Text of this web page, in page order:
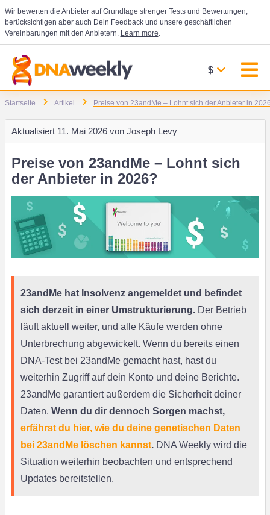
Wir bewerten die Anbieter auf Grundlage strenger Tests und Bewertungen,
berücksichtigen aber auch Dein Feedback und unsere geschäftlichen
Vereinbarungen mit den Anbietern. Learn more.
$
Startseite Artikel Preise von 23andMe – Lohnt sich der Anbieter in
Aktualisiert11. Mai 2026 von Joseph Levy
Preise von 23andMe – Lohnt sich
der Anbieter in 2026?
23andMe hat Insolvenz angemeldet und befindet
sich derzeit in einer Umstrukturierung.Der Betrieb
läuft aktuell weiter, und alle Käufe werden ohne
Unterbrechung abgewickelt. Wenn du bereits einen
DNA-Test bei 23andMe gemacht hast, hast du
weiterhin Zugriff auf dein Konto und deine Berichte.
23andMe garantiert außerdem die Sicherheit deiner
Daten. Wenn du dir dennoch Sorgen machst,
erfährst du hier, wie du deine genetischen Daten
bei 23andMe löschen kannst.DNA Weekly wird die
Situation weiterhin beobachten und entsprechend
Updates bereitstellen.